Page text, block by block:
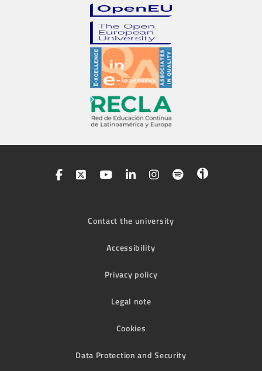
Contact the university
Accessibility
Privacy policy
Legal note
Cookies
Data Protection and Security